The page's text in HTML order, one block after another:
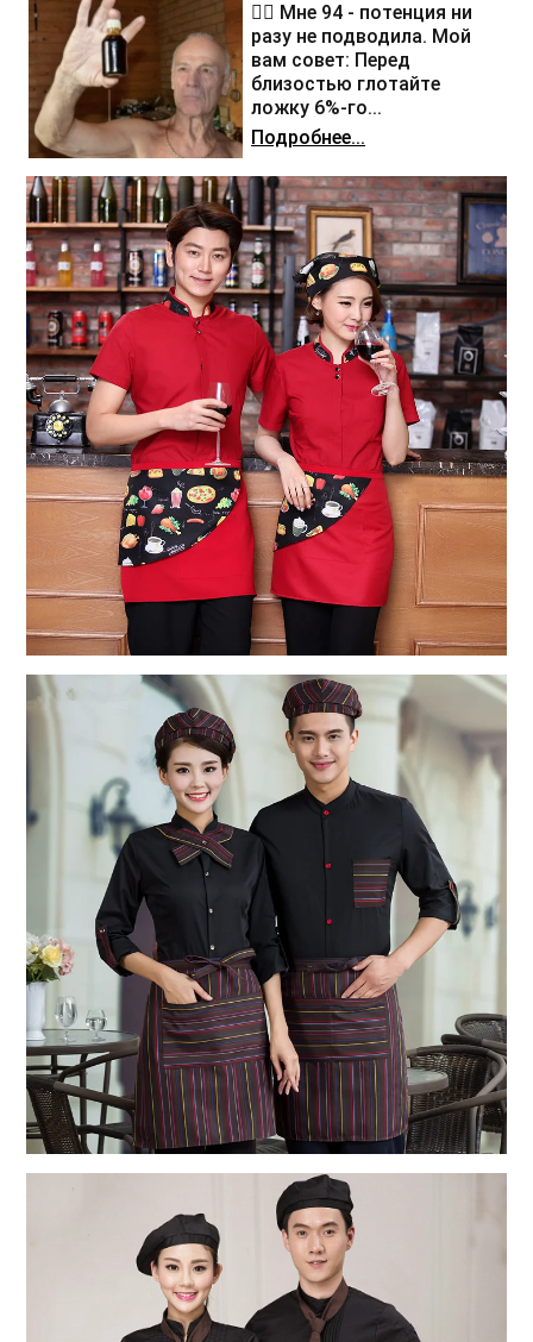
❤️‍🔥 Мне 94 - потенция ни
разу не подводила. Мой
вам совет: Перед
близостью глотайте
ложку 6%-го...
Подробнее...